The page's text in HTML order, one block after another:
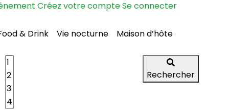
Créez votre compteSe connecter
& Drink Vie nocturne Maison d’hôte
Rechercher